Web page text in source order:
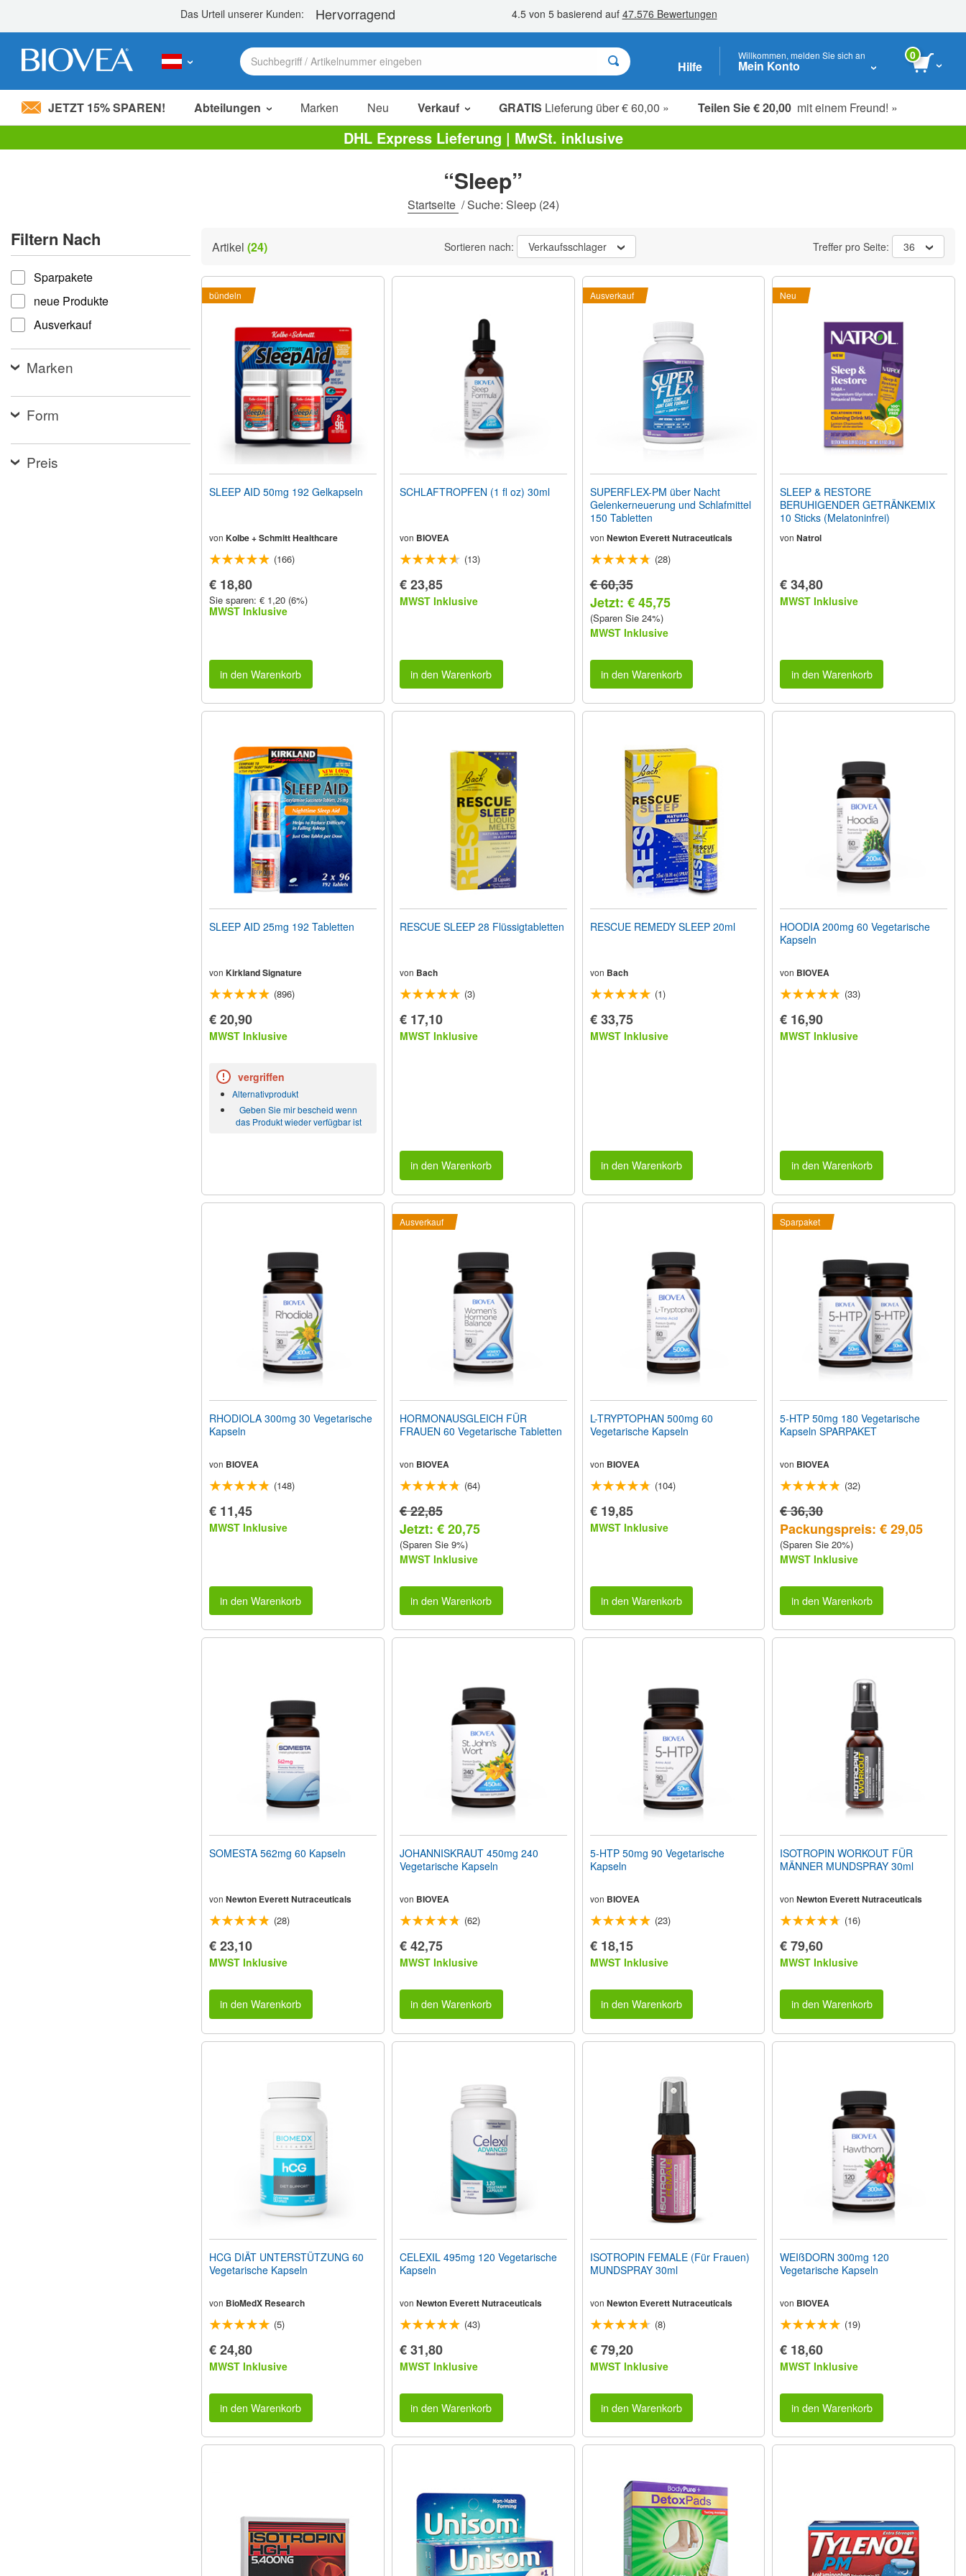
Bitte
Barrierefreiheitssystem.
Drücken
Sie
Strg-
F11,
um
die
Website
anzupassen,
einen
Bildschirmleser
verwenden;
Sie
Strg-
Hilfe
Willkommen, melden Sie sich an
Mein Konto
0
JETZT 15% SPAREN! Abteilungen Marken Neu Verkauf GRATIS Lieferung über € 60,00 » Teilen Sie € 20,00 mit einem Freund! »
Sale Artikel
Sparpakete
Ausverkauf
DHL Express Lieferung | MwSt. inklusive
“Sleep”
Startseite /Suche: Sleep(24)
Filtern Nach
filtern nach
Sparpakete
neue Produkte
Ausverkauf
Marken
Form
Preis
Artikel (24) Sortieren nach: Verkaufsschlager Treffer pro Seite: 36
bündeln
SLEEP AID 50mg 192 Gelkapseln
von Kolbe + Schmitt Healthcare
(166)
€ 18,80
Sie sparen: € 1,20 (6%)
MWST Inklusive
in den Warenkorb
SCHLAFTROPFEN (1 fl oz) 30ml
von BIOVEA
(13)
€ 23,85
MWST Inklusive
in den Warenkorb
Ausverkauf
SUPERFLEX-PM über Nacht
Gelenkerneuerung und Schlafmittel
150 Tabletten
von Newton Everett Nutraceuticals
(28)
€ 60,35
Jetzt: € 45,75
(Sparen Sie 24%)
MWST Inklusive
in den Warenkorb
Neu
SLEEP & RESTORE
BERUHIGENDER GETRÄNKEMIX
10 Sticks (Melatoninfrei)
von Natrol
€ 34,80
MWST Inklusive
in den Warenkorb
SLEEP AID 25mg 192 Tabletten
von Kirkland Signature
(896)
€ 20,90
MWST Inklusive
vergriffen
Alternativprodukt
Geben Sie mir bescheid wenn
das Produkt wieder verfügbar ist
RESCUE SLEEP 28 Flüssigtabletten
von Bach
(3)
€ 17,10
MWST Inklusive
in den Warenkorb
RESCUE REMEDY SLEEP 20ml
von Bach
(1)
€ 33,75
MWST Inklusive
in den Warenkorb
HOODIA 200mg 60 Vegetarische
Kapseln
von BIOVEA
(33)
€ 16,90
MWST Inklusive
in den Warenkorb
RHODIOLA 300mg 30 Vegetarische
Kapseln
von BIOVEA
(148)
€ 11,45
MWST Inklusive
in den Warenkorb
Ausverkauf
HORMONAUSGLEICH FÜR
FRAUEN 60 Vegetarische Tabletten
von BIOVEA
(64)
€ 22,85
Jetzt: € 20,75
(Sparen Sie 9%)
MWST Inklusive
in den Warenkorb
L-TRYPTOPHAN 500mg 60
Vegetarische Kapseln
von BIOVEA
(104)
€ 19,85
MWST Inklusive
in den Warenkorb
Sparpaket
5-HTP 50mg 180 Vegetarische
Kapseln SPARPAKET
von BIOVEA
(32)
€ 36,30
Packungspreis: € 29,05
(Sparen Sie 20%)
MWST Inklusive
in den Warenkorb
SOMESTA 562mg 60 Kapseln
von Newton Everett Nutraceuticals
(28)
€ 23,10
MWST Inklusive
in den Warenkorb
JOHANNISKRAUT 450mg 240
Vegetarische Kapseln
von BIOVEA
(62)
€ 42,75
MWST Inklusive
in den Warenkorb
5-HTP 50mg 90 Vegetarische
Kapseln
von BIOVEA
(23)
€ 18,15
MWST Inklusive
in den Warenkorb
ISOTROPIN WORKOUT FÜR
MÄNNER MUNDSPRAY 30ml
von Newton Everett Nutraceuticals
(16)
€ 79,60
MWST Inklusive
in den Warenkorb
HCG DIÄT UNTERSTÜTZUNG 60
Vegetarische Kapseln
von BioMedX Research
(5)
€ 24,80
MWST Inklusive
in den Warenkorb
CELEXIL 495mg 120 Vegetarische
Kapseln
von Newton Everett Nutraceuticals
(43)
€ 31,80
MWST Inklusive
in den Warenkorb
ISOTROPIN FEMALE (Für Frauen)
MUNDSPRAY 30ml
von Newton Everett Nutraceuticals
(8)
€ 79,20
MWST Inklusive
in den Warenkorb
WEIßDORN 300mg 120
Vegetarische Kapseln
von BIOVEA
(19)
€ 18,60
MWST Inklusive
in den Warenkorb